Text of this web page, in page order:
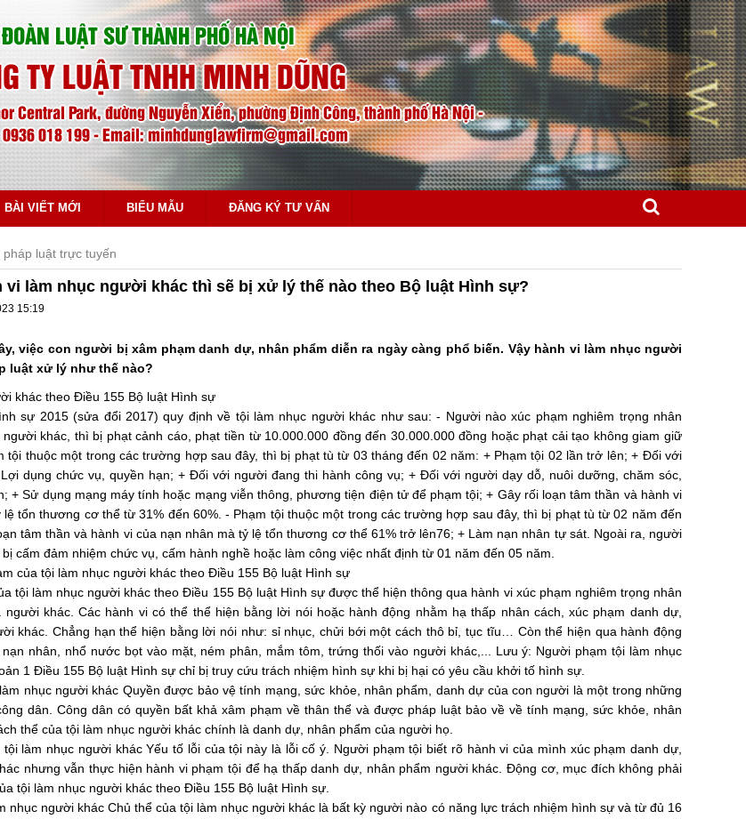
ĐOÀN LUẬT SƯ THÀNH PHỐ HÀ NỘI
TY LUẬT TNHH MINH DŨNG
Central Park, đường Nguyễn Xiển, phường Định Công, thành phố Hà Nội -
018 199 - Email: minhdunglawfirm@gmail.com
BÀI VIẾT MỚI BIỂU MẪU ĐĂNG KÝ TƯ VẤN
luật trực tuyến
vi làm nhục người khác thì sẽ bị xử lý thế nào theo Bộ luật Hình sự?
15:19
việc con người bị xâm phạm danh dự, nhân phẩm diễn ra ngày càng phổ biến. Vậy hành vi làm nhục người
luật xử lý như thế nào?
khác theo Điều 155 Bộ luật Hình sự
sự 2015 (sửa đổi 2017) quy định về tội làm nhục người khác như sau: - Người nào xúc phạm nghiêm trọng nhân
khác, thì bị phạt cảnh cáo, phạt tiền từ 10.000.000 đồng đến 30.000.000 đồng hoặc phạt cải tạo không giam giữ
tội thuộc một trong các trường hợp sau đây, thì bị phạt tù từ 03 tháng đến 02 năm: + Phạm tội 02 lần trở lên; + Đối với
dụng chức vụ, quyền hạn; + Đối với người đang thi hành công vụ; + Đối với người dạy dỗ, nuôi dưỡng, chăm sóc,
+ Sử dụng mạng máy tính hoặc mạng viễn thông, phương tiện điện tử để phạm tội; + Gây rối loạn tâm thần và hành vi
lệ tổn thương cơ thể từ 31% đến 60%. - Phạm tội thuộc một trong các trường hợp sau đây, thì bị phạt tù từ 02 năm đến
tâm thần và hành vi của nạn nhân mà tỷ lệ tổn thương cơ thể 61% trở lên76; + Làm nạn nhân tự sát. Ngoài ra, người
cấm đảm nhiệm chức vụ, cấm hành nghề hoặc làm công việc nhất định từ 01 năm đến 05 năm.
của tội làm nhục người khác theo Điều 155 Bộ luật Hình sự
tội làm nhục người khác theo Điều 155 Bộ luật Hình sự được thể hiện thông qua hành vi xúc phạm nghiêm trọng nhân
người khác. Các hành vi có thể thể hiện bằng lời nói hoặc hành động nhằm hạ thấp nhân cách, xúc phạm danh dự,
khác. Chẳng hạn thể hiện bằng lời nói như: sỉ nhục, chửi bới một cách thô bỉ, tục tĩu… Còn thể hiện qua hành động
nhân, nhổ nước bọt vào mặt, ném phân, mắm tôm, trứng thối vào người khác,... Lưu ý: Người phạm tội làm nhục
1 Điều 155 Bộ luật Hình sự chỉ bị truy cứu trách nhiệm hình sự khi bị hại có yêu cầu khởi tố hình sự.
nhục người khác Quyền được bảo vệ tính mạng, sức khỏe, nhân phẩm, danh dự của con người là một trong những
dân. Công dân có quyền bất khả xâm phạm về thân thể và được pháp luật bảo về về tính mạng, sức khỏe, nhân
thể của tội làm nhục người khác chính là danh dự, nhân phẩm của người họ.
tội làm nhục người khác Yếu tố lỗi của tội này là lỗi cố ý. Người phạm tội biết rõ hành vi của mình xúc phạm danh dự,
nhưng vẫn thực hiện hành vi phạm tội để hạ thấp danh dự, nhân phẩm người khác. Động cơ, mục đích không phải
tội làm nhục người khác theo Điều 155 Bộ luật Hình sự.
nhục người khác Chủ thể của tội làm nhục người khác là bất kỳ người nào có năng lực trách nhiệm hình sự và từ đủ 16